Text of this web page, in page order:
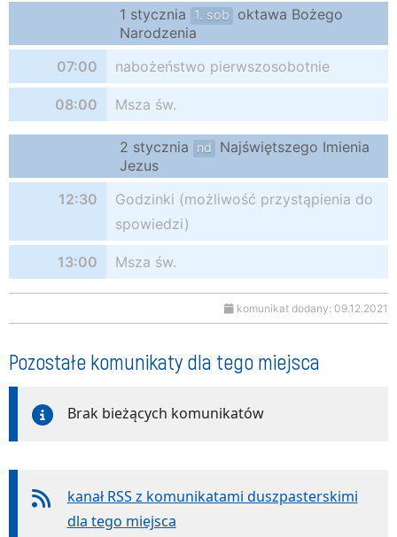
1 stycznia 1. sob
oktawa Bożego
Narodzenia
07:00
nabożeństwo pierwszosobotnie
08:00 Msza św.
2 stycznia nd
Najświętszego Imienia
Jezus
12:30
Godzinki (możliwość przystąpienia do
spowiedzi)
13:00 Msza św.
komunikat dodany: 09.12.2021
Pozostałe komunikaty dla tego miejsca
Brak bieżących komunikatów
kanał RSS z komunikatami duszpasterskimi
dla tego miejsca